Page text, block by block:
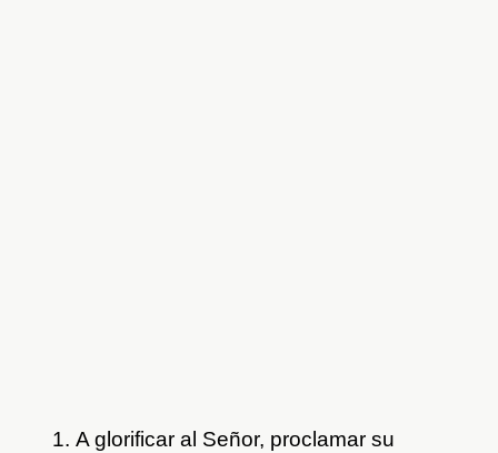
A glorificar al Señor, proclamar su